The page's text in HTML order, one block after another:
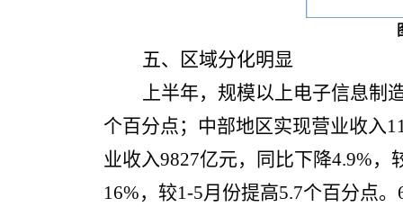
五、区域分化明显
上半年，规模以上电子信息制
个百分点；中部地区实现营业收入
业收入9827亿元，同比下降4.9%
16%，较1-5月份提高5.7个百分点